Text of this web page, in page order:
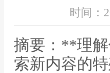
时间：
摘要：**理
索新内容的